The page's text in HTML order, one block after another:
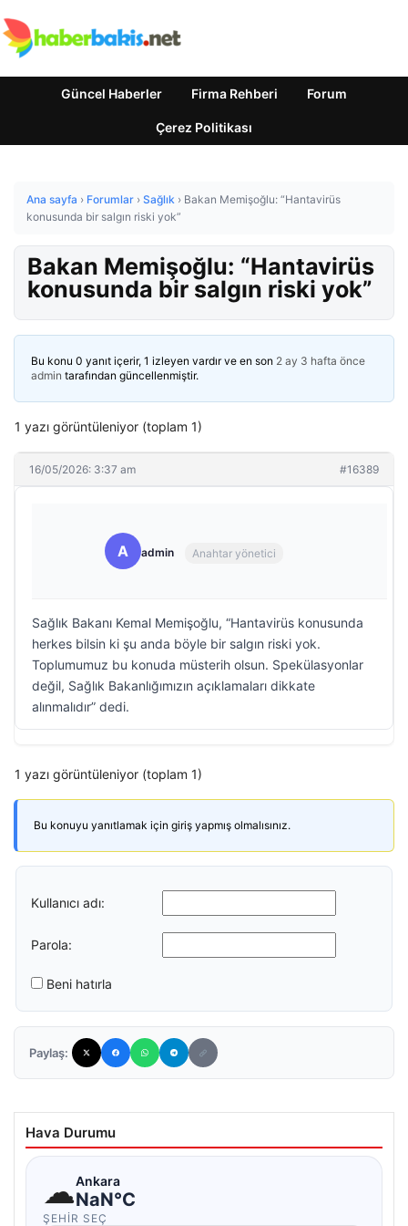
Güncel Haberler Firma Rehberi Forum
Çerez Politikası
Ana sayfa › Forumlar › Sağlık › Bakan Memişoğlu: “Hantavirüs
konusunda bir salgın riski yok”
Bakan Memişoğlu: “Hantavirüs
konusunda bir salgın riski yok”
Bu konu 0 yanıt içerir, 1 izleyen vardır ve en son 2 ay 3 hafta önce
admin tarafından güncellenmiştir.
1 yazı görüntüleniyor (toplam 1)
16/05/2026: 3:37 am #16389
A admin Anahtar yönetici
Sağlık Bakanı Kemal Memişoğlu, “Hantavirüs konusunda
herkes bilsin ki şu anda böyle bir salgın riski yok.
Toplumumuz bu konuda müsterih olsun. Spekülasyonlar
değil, Sağlık Bakanlığımızın açıklamaları dikkate
alınmalıdır” dedi.
1 yazı görüntüleniyor (toplam 1)
Bu konuyu yanıtlamak için giriş yapmış olmalısınız.
Kullanıcı adı:
Parola:
Beni hatırla
Paylaş:
Hava Durumu
☁Ankara
NaN°C
ŞEHIR SEÇ